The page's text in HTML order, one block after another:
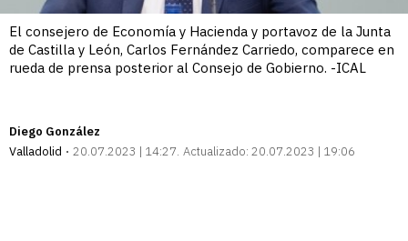
El consejero de Economía y Hacienda y portavoz de la Junta
de Castilla y León, Carlos Fernández Carriedo, comparece en
rueda de prensa posterior al Consejo de Gobierno. -ICAL
Diego González
Valladolid
20.07.2023 | 14:27 Actualizado: 20.07.2023 | 19:06